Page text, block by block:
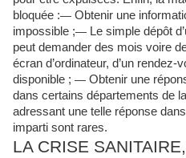
bloquée :— Obtenir une
impossible ;— Le simple dépôt
peut demander des mois voire
écran d’ordinateur, d’un
disponible ; — Obtenir une
dans certains départements de
adressant une telle réponse
imparti sont rares.
LA CRISE